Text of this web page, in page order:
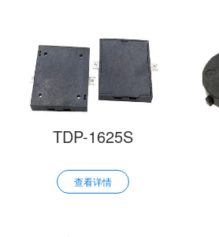
TDP-1625S
查看详情